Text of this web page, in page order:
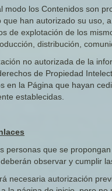
modo los Contenidos son
que han autorizado su uso,
de explotación de los
distribución,
no autorizada de la
de Propiedad
en la Página que hayan
establecidas.
personas que se
observar y cumplir
necesaria autorización